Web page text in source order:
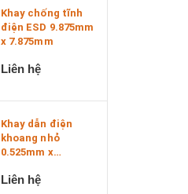
Khay chống tĩnh
điện ESD 9.875mm
x 7.875mm
Liên hệ
Khay dẫn điện
khoang nhỏ
0.525mm x
Liên hệ